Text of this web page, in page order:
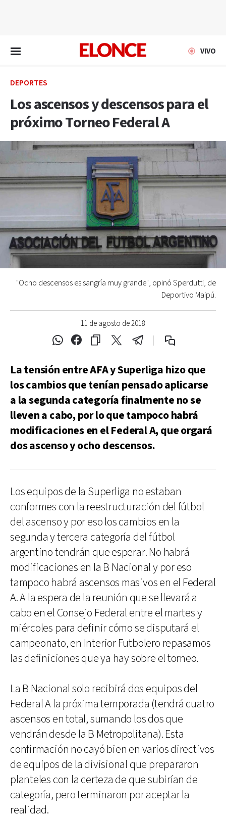
VIVO
DEPORTES
Los ascensos y descensos para el
próximo Torneo Federal A
11 de agosto de 2018
"Ocho descensos es sangría muy grande", opinó Sperdutti, de
Deportivo Maipú.
La tensión entre AFA y Superliga hizo que
los cambios que tenían pensado aplicarse
a la segunda categoría finalmente no se
lleven a cabo, por lo que tampoco habrá
modificaciones en el Federal A, que orgará
dos ascenso y ocho descensos.
Los equipos de la Superliga no estaban
conformes con la reestructuración del fútbol
del ascenso y por eso los cambios en la
segunda y tercera categoría del fútbol
argentino tendrán que esperar. No habrá
modificaciones en la B Nacional y por eso
tampoco habrá ascensos masivos en el Federal
A. A la espera de la reunión que se llevará a
cabo en el Consejo Federal entre el martes y
miércoles para definir cómo se disputará el
campeonato, en Interior Futbolero repasamos
las definiciones que ya hay sobre el torneo.
La B Nacional solo recibirá dos equipos del
Federal A la próxima temporada (tendrá cuatro
ascensos en total, sumando los dos que
vendrán desde la B Metropolitana). Esta
confirmación no cayó bien en varios directivos
de equipos de la divisional que prepararon
planteles con la certeza de que subirían de
categoría, pero terminaron por aceptar la
realidad.